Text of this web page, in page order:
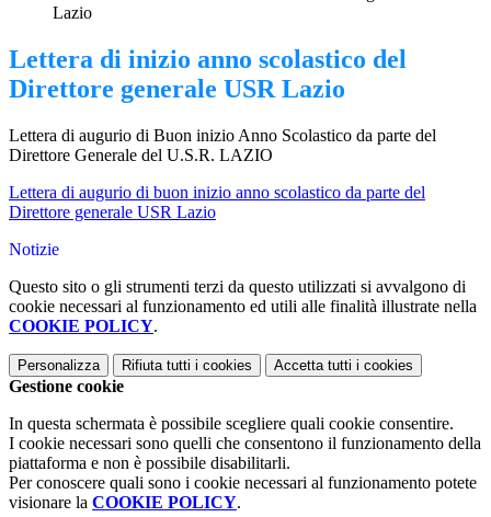
Lazio
Lettera di inizio anno scolastico del
Direttore generale USR Lazio
Lettera di augurio di Buon inizio Anno Scolastico da parte del
Direttore Generale del U.S.R. LAZIO
Lettera di augurio di buon inizio anno scolastico da parte del
Direttore generale USR Lazio
Notizie
Questo sito o gli strumenti terzi da questo utilizzati si avvalgono di
cookie necessari al funzionamento ed utili alle finalità illustrate nella
COOKIE POLICY.
Personalizza Rifiuta tutti i cookies Accetta tutti i cookies
Gestione cookie
In questa schermata è possibile scegliere quali cookie consentire.
I cookie necessari sono quelli che consentono il funzionamento della
piattaforma e non è possibile disabilitarli.
Per conoscere quali sono i cookie necessari al funzionamento potete
visionare la COOKIE POLICY.